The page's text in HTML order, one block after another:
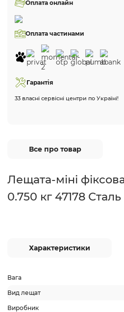
Оплата онлайн
Оплата частинами
Гарантія
33 власні сервісні центри по Україні!
Все про товар
Лещата-міні
0.750 кг 47178 Сталь
Характеристики
Вага
Вид лещат
Виробник